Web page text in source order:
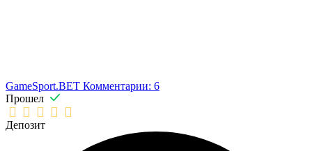
GameSport.BET Комментарии: 6
Прошел
Депозит